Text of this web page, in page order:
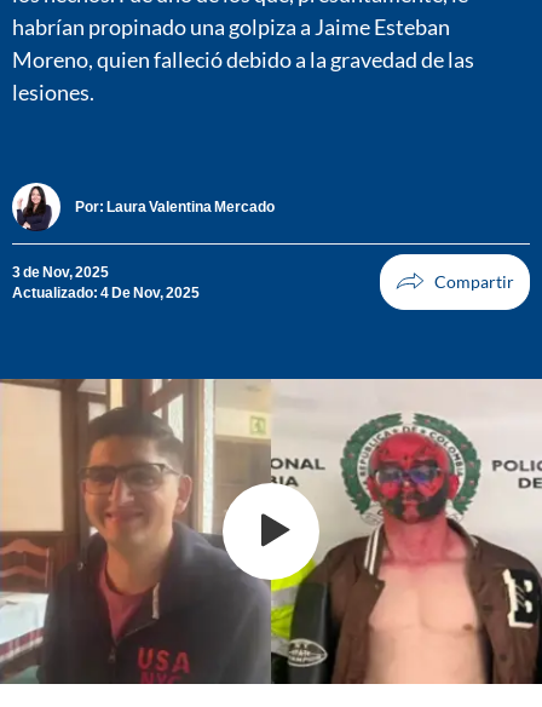
habrían propinado una golpiza a Jaime Esteban
Moreno, quien falleció debido a la gravedad de las
lesiones.
Por: Laura Valentina Mercado
3 de Nov, 2025
Actualizado: 4 De Nov, 2025